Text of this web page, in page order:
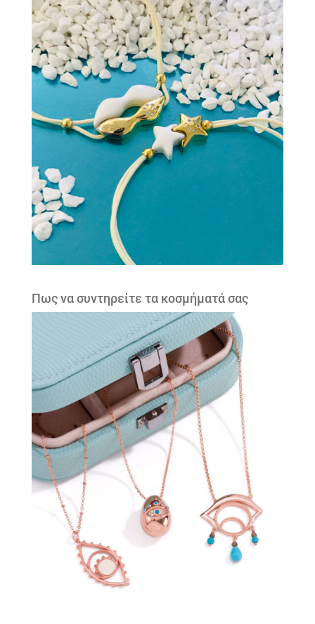
Πως να συντηρείτε τα κοσμήματά σας